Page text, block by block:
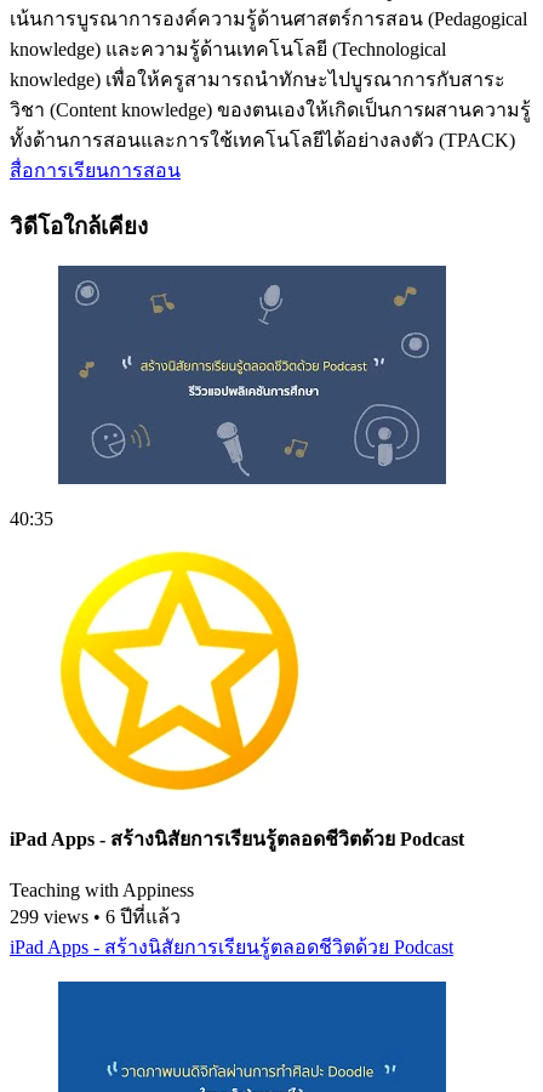
เน้นการบูรณาการองค์ความรู้ด้านศาสตร์การสอน (Pedagogical
knowledge) และความรู้ด้านเทคโนโลยี (Technological
knowledge) เพื่อให้ครูสามารถนำทักษะไปบูรณาการกับสาระ
วิชา (Content knowledge) ของตนเองให้เกิดเป็นการผสานความรู้
ทั้งด้านการสอนและการใช้เทคโนโลยีได้อย่างลงตัว (TPACK)
สื่อการเรียนการสอน
วิดีโอใกล้เคียง
40:35
iPad Apps - สร้างนิสัยการเรียนรู้ตลอดชีวิตด้วย Podcast
Teaching with Appiness
299 views • 6 ปีที่แล้ว
iPad Apps - สร้างนิสัยการเรียนรู้ตลอดชีวิตด้วย Podcast